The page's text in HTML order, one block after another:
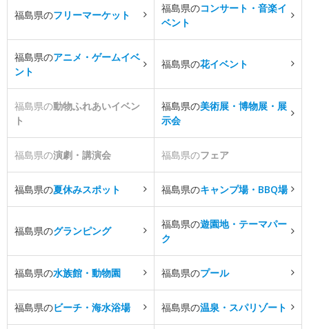
福島県のフリーマーケット
福島県のコンサート・音楽イ
ベント
福島県のアニメ・ゲームイベ
ント
福島県の花イベント
福島県の動物ふれあいイベン
ト
福島県の美術展・博物展・展
示会
福島県の演劇・講演会 福島県のフェア
福島県の夏休みスポット 福島県のキャンプ場・BBQ場
福島県のグランピング
福島県の遊園地・テーマパー
ク
福島県の水族館・動物園 福島県のプール
福島県のビーチ・海水浴場 福島県の温泉・スパリゾート